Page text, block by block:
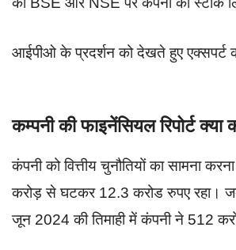
आईपीओ के प्रदर्शन को देखते हुए एक्सपर्ट
कम्पनी की फाइनेंसियल रिपोर्ट क्या
कंपनी को वित्तीय चुनौतियों का सामना
करोड़ से घटकर 12.3 करोड रुपए रहा।
जून 2024 की तिमाही में कंपनी ने 512